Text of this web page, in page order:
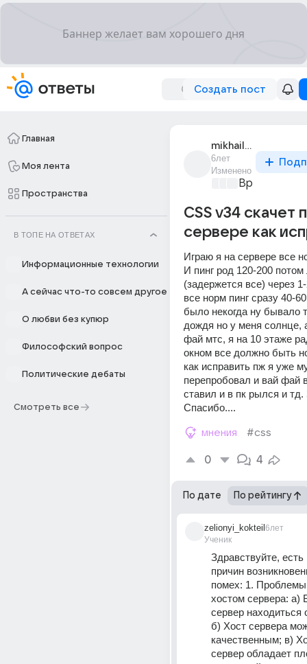
Создать пост
Главная
Моя лента
Пространства
В ТОПЕ НА ОТВЕТАХ
Информационные технологии
А сейчас что-то совсем другое
О любви без купюр
Философский вопрос
Политические дебаты
Смотреть все
mikhail_34503
6лет
Изменено
Время игр
CSS v34 скачет
сервере как
Играю я на сервере все
И пинг род 120-200 потом
(задержется все) через
все норм пинг сразу 40-
было некогда ну бывало
дождя но у меня солнце,
фай мтс, я на 10 этаже
окном все должно быть
как исправить пж я уже
перепробовал и вай фай
ставил и в пк рылся и тд.
Спасибо....
мнения #css
0 4
По дате По рейтингу
zelionyi_kokteil
Ученик
6лет
Здравствуйте, есть
причин
помех: 1.
хостом сервера: а)
сервер находиться
б) Хост сервера
качественным; в)
сервер обладает